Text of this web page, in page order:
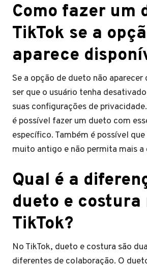
Como fazer um
TikTok se a
aparece
Se a opção de dueto não
ser que o usuário tenha
suas configurações de
é possível fazer um dueto com
específico. Também é possível
muito antigo e não permita mais a
Qual é a
dueto e costura
TikTok?
No TikTok, dueto e costura são
diferentes de colaboração. O